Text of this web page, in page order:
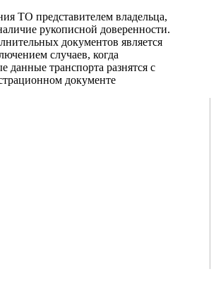
ТО представителем владельца,
рукописной доверенности.
документов является
случаев, когда
данные транспорта разнятся с
документе